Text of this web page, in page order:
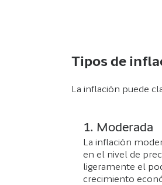
Tipos de
La inflación puede
1. Moderada
La inflación
en el nivel de
ligeramente el
crecimiento